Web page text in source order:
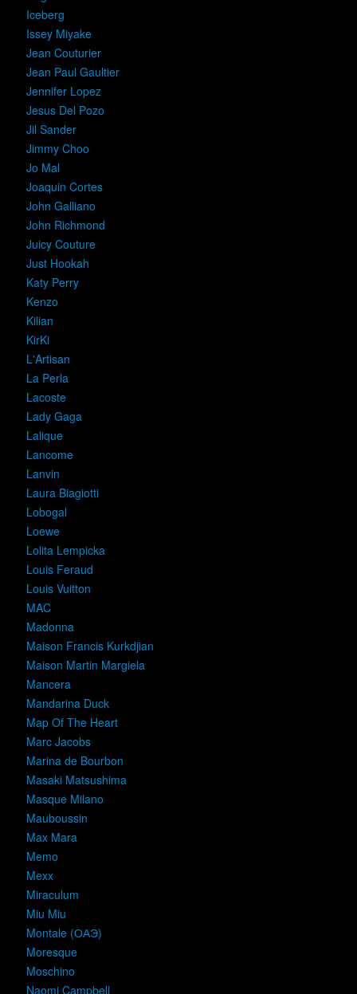
Iceberg
Issey Miyake
Jean Couturier
Jean Paul Gaultier
Jennifer Lopez
Jesus Del Pozo
Jil Sander
Jimmy Choo
Jo Mal
Joaquin Cortes
John Galliano
John Richmond
Juicy Couture
Just Hookah
Katy Perry
Kenzo
Kilian
KirKi
L'Artisan
La Perla
Lacoste
Lady Gaga
Lalique
Lancome
Lanvin
Laura Biagiotti
Lobogal
Loewe
Lolita Lempicka
Louis Feraud
Louis Vuitton
MAC
Madonna
Maison Francis Kurkdjian
Maison Martin Margiela
Mancera
Mandarina Duck
Map Of The Heart
Marc Jacobs
Marina de Bourbon
Masaki Matsushima
Masque Milano
Mauboussin
Max Mara
Memo
Mexx
Miraculum
Miu Miu
Montale (ОАЭ)
Moresque
Moschino
Naomi Campbell